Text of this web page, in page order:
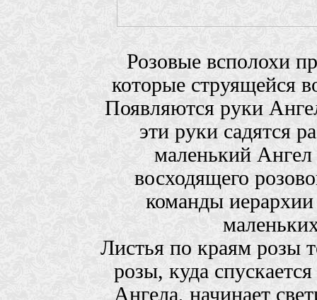
Розовые всполохи
которые струящейся
Появляются руки
эти руки садятся
маленький Ангел
восходящего
команды
Листья по краям розы
розы, куда
Ангела, начинает